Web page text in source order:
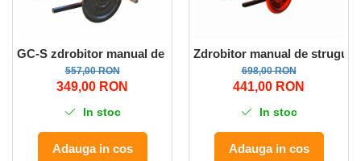
GC-S zdrobitor manual de struguri
557,00 RON
349,00 RON
In stoc
Adauga in cos
Zdrobitor manual de struguri
698,00 RON
441,00 RON
In stoc
Adauga in cos